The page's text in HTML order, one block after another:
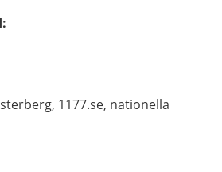
:
1177.se, nationella